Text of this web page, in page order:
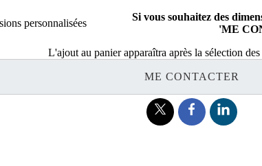
personnalisées
Si vous souhaitez des
'ME
L'ajout au panier apparaîtra après la sélection
ME CONTACTER